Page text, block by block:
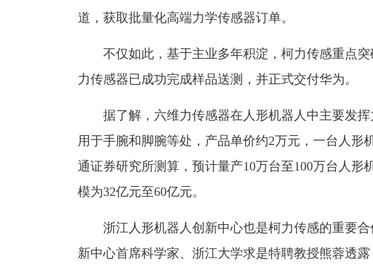
道，获取批量化高端力学传感器订单。
不仅如此，基于主业多年积淀，柯力传感重点突
力传感器已成功完成样品送测，并正式交付华为。
据了解，六维力传感器在人形机器人中主要发挥
用于手腕和脚腕等处，产品单价约2万元，一台人形
通证券研究所测算，预计量产10万台至100万台人
模为32亿元至60亿元。
浙江人形机器人创新中心也是柯力传感的重要合
新中心首席科学家、浙江大学求是特聘教授熊蓉透